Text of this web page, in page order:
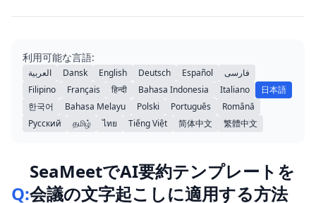
利用可能な言語:
العربية Dansk English Deutsch Español
فارسی
Filipino
Français हिन्दी Bahasa Indonesia Italiano
日本語
한국어
Bahasa Melayu Polski Português
Română
Русский
தமிழ் ไทย Tiếng Việt 简体中文 繁體中文
Q:
SeaMeetでAI要約テンプレートを
会議の文字起こしに適用する方法